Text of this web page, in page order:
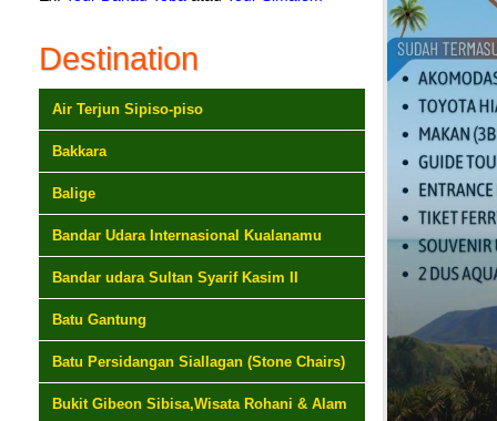
Destination
Air Terjun Sipiso-piso
Bakkara
Balige
Bandar Udara Internasional Kualanamu
Bandar udara Sultan Syarif Kasim II
Batu Gantung
Batu Persidangan Siallagan (Stone Chairs)
Bukit Gibeon Sibisa,Wisata Rohani & Alam